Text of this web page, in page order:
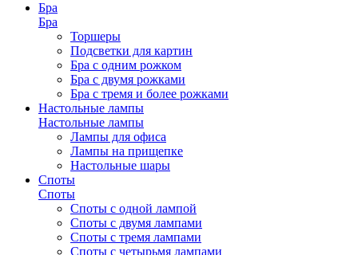
Бра
Бра
Торшеры
Подсветки для картин
Бра с одним рожком
Бра с двумя рожками
Бра с тремя и более рожками
Настольные лампы
Настольные лампы
Лампы для офиса
Лампы на прищепке
Настольные шары
Споты
Споты
Споты с одной лампой
Споты с двумя лампами
Споты с тремя лампами
Споты с четырьмя лампами